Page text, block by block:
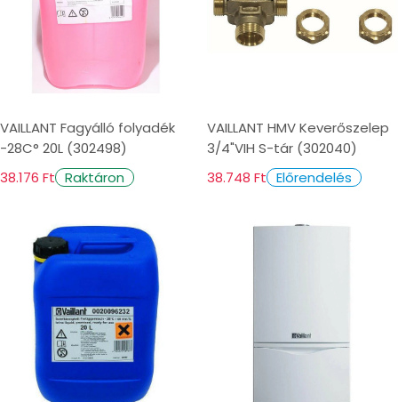
VAILLANT Fagyálló folyadék
-28C° 20L (302498)
38.176 Ft Raktáron
VAILLANT HMV Keverőszelep
3/4"VIH S-tár (302040)
38.748 Ft Előrendelés